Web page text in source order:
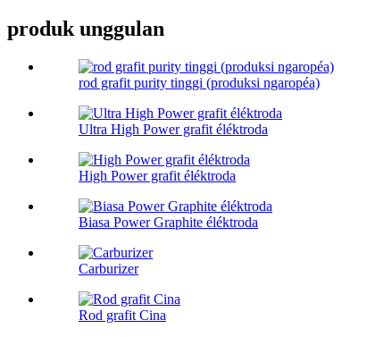
produk unggulan
rod grafit purity tinggi (produksi ngaropéa)
Ultra High Power grafit éléktroda
High Power grafit éléktroda
Biasa Power Graphite éléktroda
Carburizer
Rod grafit Cina